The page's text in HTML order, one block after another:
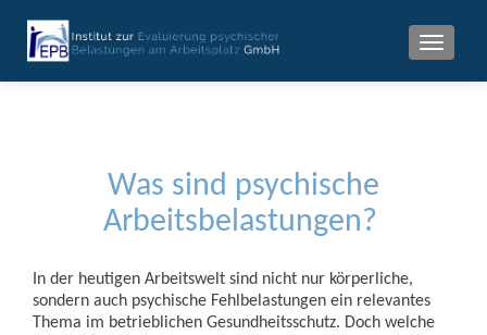
MENU
Was sind psychische
Arbeitsbelastungen?
In der heutigen Arbeitswelt sind nicht nur körperliche,
sondern auch psychische Fehlbelastungen ein relevantes
Thema im betrieblichen Gesundheitsschutz. Doch welche